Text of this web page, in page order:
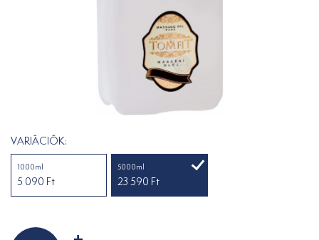
VARIÁCIÓK:
1000ml
5 090 Ft
5000ml
23 590 Ft